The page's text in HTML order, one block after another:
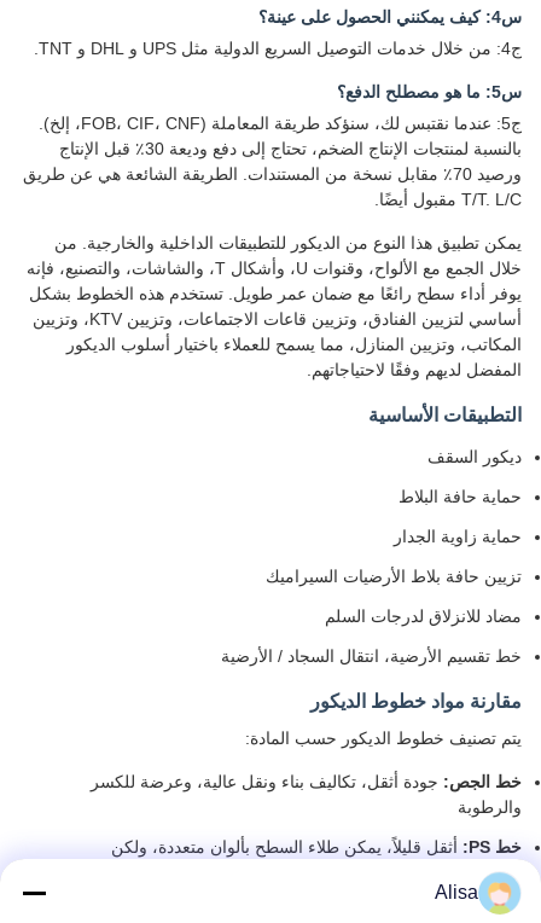
س4: كيف يمكنني الحصول على عينة؟
ج4: من خلال خدمات التوصيل السريع الدولية مثل UPS و DHL و TNT.
س5: ما هو مصطلح الدفع؟
ج5: عندما نقتبس لك، سنؤكد طريقة المعاملة (FOB، CIF، CNF، إلخ).
بالنسبة لمنتجات الإنتاج الضخم، تحتاج إلى دفع وديعة 30٪ قبل الإنتاج
ورصيد 70٪ مقابل نسخة من المستندات. الطريقة الشائعة هي عن طريق
T/T. L/C مقبول أيضًا.
يمكن تطبيق هذا النوع من الديكور للتطبيقات الداخلية والخارجية. من
خلال الجمع مع الألواح، وقنوات U، وأشكال T، والشاشات، والتصنيع، فإنه
يوفر أداء سطح رائعًا مع ضمان عمر طويل. تستخدم هذه الخطوط بشكل
أساسي لتزيين الفنادق، وتزيين قاعات الاجتماعات، وتزيين KTV، وتزيين
المكاتب، وتزيين المنازل، مما يسمح للعملاء باختيار أسلوب الديكور
المفضل لديهم وفقًا لاحتياجاتهم.
التطبيقات الأساسية
ديكور السقف
حماية حافة البلاط
حماية زاوية الجدار
تزيين حافة بلاط الأرضيات السيراميك
مضاد للانزلاق لدرجات السلم
خط تقسيم الأرضية، انتقال السجاد / الأرضية
مقارنة مواد خطوط الديكور
يتم تصنيف خطوط الديكور حسب المادة:
خط الجص: جودة أثقل، تكاليف بناء ونقل عالية، وعرضة للكسر
والرطوبة
خط PS:
أثقل قليلاً، يمكن طلاء السطح بألوان متعددة، ولكن
من الصعب إصلاحه إذا تعرض السطح للتلف
خطوط PVC:
Alisa